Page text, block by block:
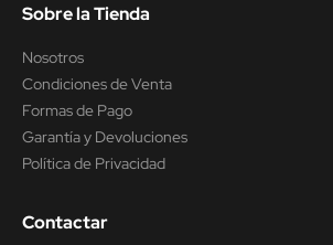
Sobre la Tienda
Nosotros
Condiciones de Venta
Formas de Pago
Garantía y Devoluciones
Política de Privacidad
Contactar